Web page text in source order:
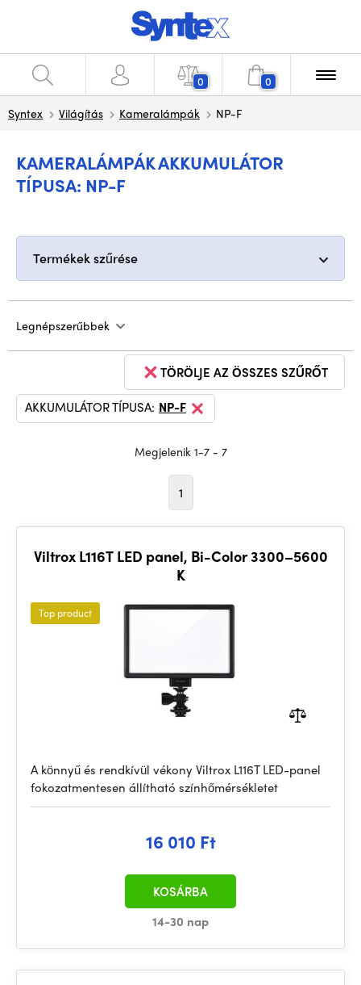
0 0
Syntex Világítás Kameralámpák NP-F
KAMERALÁMPÁK AKKUMULÁTOR
TÍPUSA: NP-F
Termékek szűrése
Legnépszerűbbek
TÖRÖLJE AZ ÖSSZES SZŰRŐT
AKKUMULÁTOR TÍPUSA: NP-F
Megjelenik 1-7 - 7
1
Viltrox L116T LED panel, Bi-Color 3300–5600
K
Top product
A könnyű és rendkívül vékony Viltrox L116T LED-panel
fokozatmentesen állítható színhőmérsékletet
16 010 Ft
14-30 nap
KOSÁRBA